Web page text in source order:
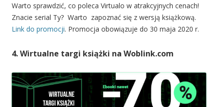
Warto sprawdzić, co poleca Virtualo w atrakcyjnych cenach!
Znacie serial Ty? Warto zapoznać się z wersją książkową.
Link do promocji. Promocja obowiązuje do 30 maja 2020 r.
4. Wirtualne targi książki na Woblink.com